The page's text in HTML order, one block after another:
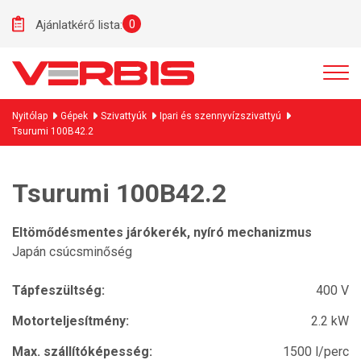
Ajánlatkérő lista: 0
Nyitólap Gépek Szivattyúk
Ipari és szennyvízszivattyú
Tsurumi 100B42.2
Tsurumi 100B42.2
Eltömődésmentes járókerék, nyíró mechanizmus
Japán csúcsminőség
Tápfeszültség:
400 V
Motorteljesítmény:
2.2 kW
Max. szállítóképesség:
1500 l/perc